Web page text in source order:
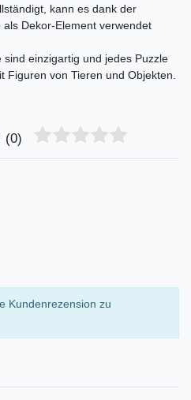
kann es dank der
Dekor-Element verwendet
sind einzigartig und jedes Puzzle
Figuren von Tieren und Objekten.
(0)
Kundenrezension zu